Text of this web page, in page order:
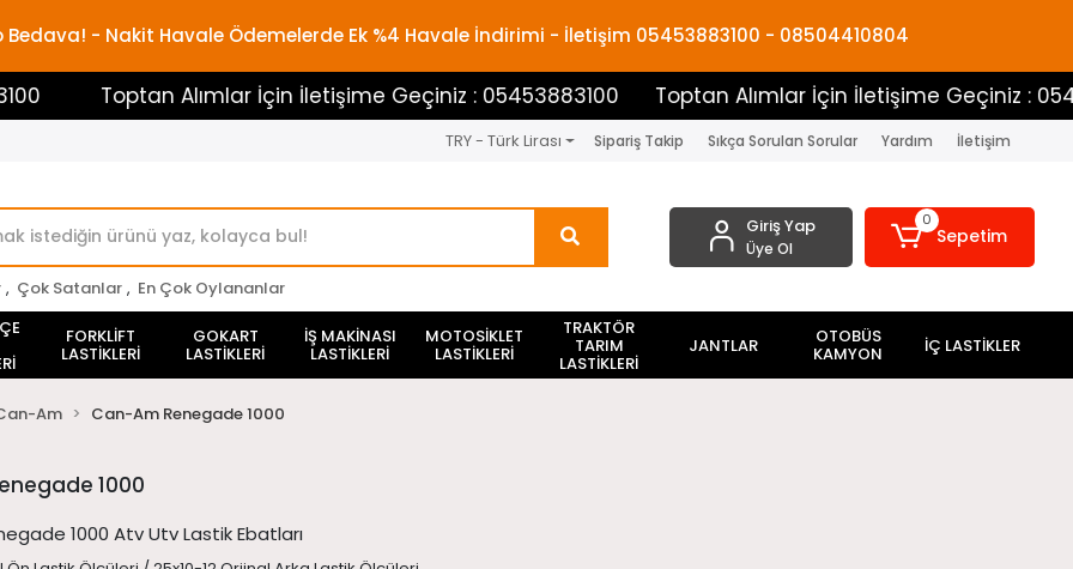
Bedava! - Nakit Havale Ödemelerde Ek %4 Havale İndirimi - İletişim 05453883100 - 08504410804
Toptan Alımlar İçin İletişime Geçiniz : 05453883100 Toptan Alımlar İçin İletişime Geçiniz : 05453883100
TRY - Türk Lirası Sipariş Takip Sıkça Sorulan Sorular Yardım İletişim
, Çok Satanlar , En Çok Oylananlar
Giriş Yap
Üye Ol
0
Sepetim
FORKLİFT
LASTİKLERİ
GOKART
LASTİKLERİ
İŞ MAKİNASI
LASTİKLERİ
MOTOSİKLET
LASTİKLERİ
TRAKTÖR
TARIM
LASTİKLERİ
JANTLAR OTOBÜS
KAMYON İÇ LASTİKLER
Am Can-Am Renegade 1000
1000
1000 Atv Utv Lastik Ebatları